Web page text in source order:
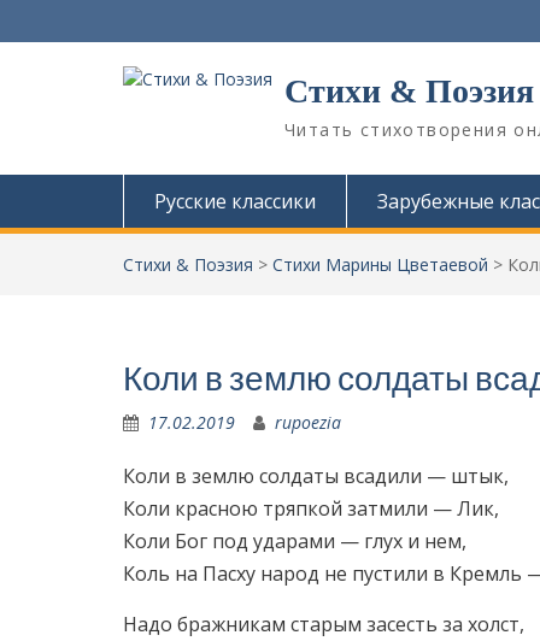
е
о
Стихи & Поэзия
Читать стихотворения
Русские классики Зарубежные
Стихи & Поэзия > Стихи Марины Цветаевой >
Коли в землю солдаты
17.02.2019 rupoezia
Коли в землю солдаты всадили — штык,
Коли красною тряпкой затмили — Лик,
Коли Бог под ударами — глух и нем,
Коль на Пасху народ не пустили в Кремль
Надо бражникам старым засесть за холст,